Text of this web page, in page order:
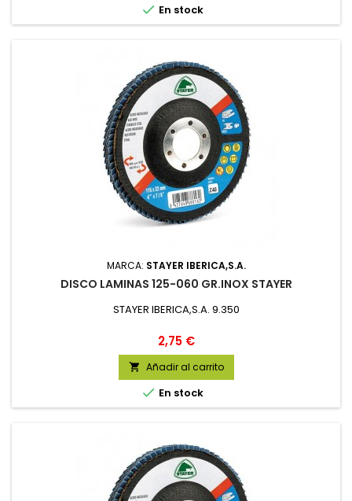
 En stock
MARCA: STAYER IBERICA,S.A.
DISCO LAMINAS 125-060 GR.INOX STAYER
STAYER IBERICA,S.A. 9.350
Precio
2,75 €
 Añadir al carrito
 En stock